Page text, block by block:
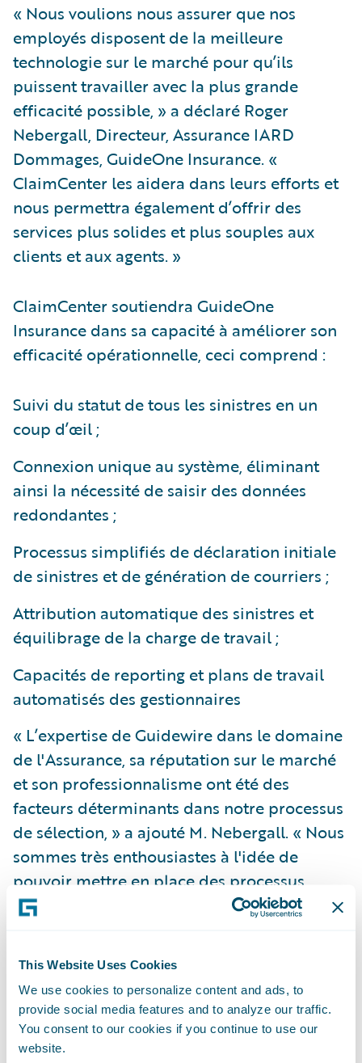
This Website Uses Cookies
We use cookies to personalize content and ads, to
provide social media features and to analyze our traffic.
You consent to our cookies if you continue to use our
website.
« Nous voulions nous assurer que nos
employés disposent de la meilleure
technologie sur le marché pour qu’ils
puissent travailler avec la plus grande
efficacité possible, » a déclaré Roger
Nebergall, Directeur, Assurance IARD
Dommages, GuideOne Insurance. «
ClaimCenter les aidera dans leurs efforts et
nous permettra également d’offrir des
services plus solides et plus souples aux
clients et aux agents. »
ClaimCenter soutiendra GuideOne
Insurance dans sa capacité à améliorer son
efficacité opérationnelle, ceci comprend :
Suivi du statut de tous les sinistres en un
coup d’œil ;
Connexion unique au système, éliminant
ainsi la nécessité de saisir des données
redondantes ;
Processus simplifiés de déclaration initiale
de sinistres et de génération de courriers ;
Attribution automatique des sinistres et
équilibrage de la charge de travail ;
Capacités de reporting et plans de travail
automatisés des gestionnaires
« L’expertise de Guidewire dans le domaine
de l'Assurance, sa réputation sur le marché
et son professionnalisme ont été des
facteurs déterminants dans notre processus
de sélection, » a ajouté M. Nebergall. « Nous
sommes très enthousiastes à l'idée de
pouvoir mettre en place des processus
définissant de meilleures pratiques de
dans nos opérations sinistres. »
« Nous sommes heureux d’accueillir
GuideOne Insurance dans notre famille de